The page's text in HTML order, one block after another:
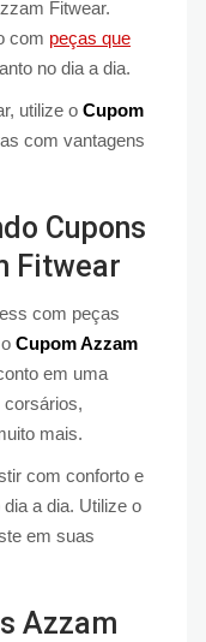
Fitwear.
com peças que
no dia a dia.
utilize o Cupom
com vantagens
Cupons
Fitwear
com peças
Cupom Azzam
em uma
mais.
com conforto e
a dia. Utilize o
em suas
Azzam